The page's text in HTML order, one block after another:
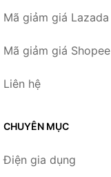
Mã giảm giá Lazada
Mã giảm giá Shopee
Liên hệ
CHUYÊN MỤC
Điện gia dụng